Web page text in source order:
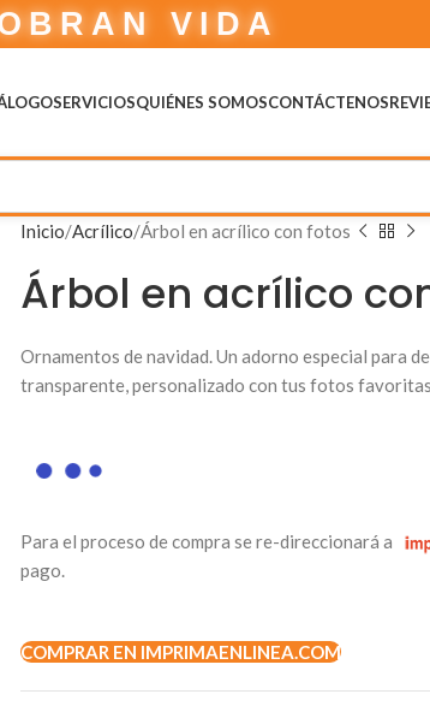
VIDA
SERVICIOSQUIÉNES SOMOSCONTÁCTENOS
Inicio Acrílico Árbol en acrílico con fotos
Árbol en acrílico
Ornamentos de navidad. Un adorno especial para
transparente, personalizado con tus fotos
Para el proceso de compra se re-direccionará a
pago.
COMPRAR EN IMPRIMAENLINEA.COM